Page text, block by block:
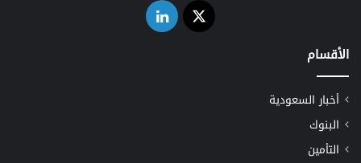
‫X لينكدإن
الأقسام
أخبار السعودية
البنوك
التأمين